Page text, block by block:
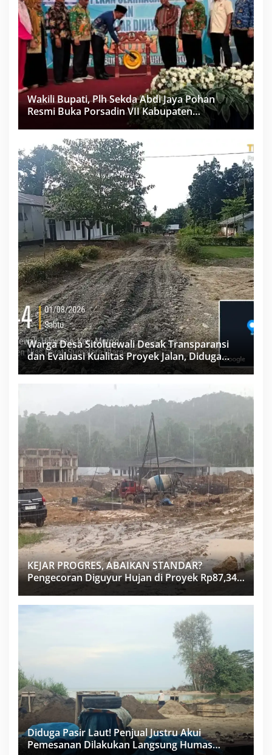
Wakili Bupati, Plh Sekda Abdi Jaya Pohan
Resmi Buka Porsadin VII Kabupaten
Warga Desa Sitoluewali Desak Transparansi
dan Evaluasi Kualitas Proyek Jalan, Diduga
Minim Informasi
KEJAR PROGRES, ABAIKAN STANDAR?
Pengecoran Diguyur Hujan di Proyek Rp87,34
Miliar Sukma Nias, Konsultan, Pengawas dan
PPK Bungkam
Diduga Pasir Laut! Penjual Justru Akui
Pemesanan Dilakukan Langsung Humas